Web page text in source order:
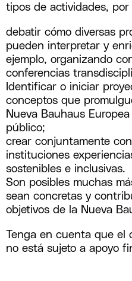
tipos de actividades, por
debatir cómo diversas
pueden interpretar y
ejemplo, organizando
conferencias
Identificar o iniciar
conceptos que
Nueva Bauhaus
público;
crear conjuntamente
instituciones
sostenibles e inclusivas.
Son posibles muchas
sean concretas y
objetivos de la Nueva
Tenga en cuenta que el
no está sujeto a apoyo